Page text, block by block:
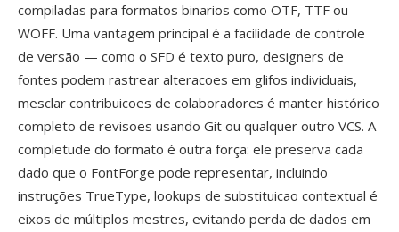
compiladas para formatos binarios como OTF, TTF ou
WOFF. Uma vantagem principal é a facilidade de controle
de versão — como o SFD é texto puro, designers de
fontes podem rastrear alteracoes em glifos individuais,
mesclar contribuicoes de colaboradores é manter histórico
completo de revisoes usando Git ou qualquer outro VCS. A
completude do formato é outra força: ele preserva cada
dado que o FontForge pode representar, incluindo
instruções TrueType, lookups de substituicao contextual é
eixos de múltiplos mestres, evitando perda de dados em